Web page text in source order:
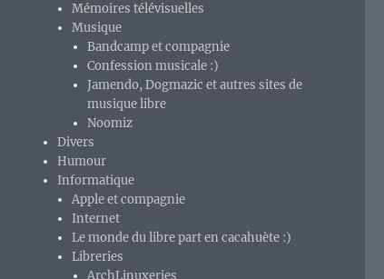
Mémoires télévisuelles
Musique
Bandcamp et compagnie
Confession musicale :)
Jamendo, Dogmazic et autres sites de
musique libre
Noomiz
Divers
Humour
Informatique
Apple et compagnie
Internet
Le monde du libre part en cacahuète :)
Libreries